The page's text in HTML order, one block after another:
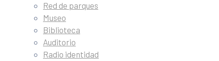
Red de parques
Museo
Biblioteca
Auditorio
Radio identidad